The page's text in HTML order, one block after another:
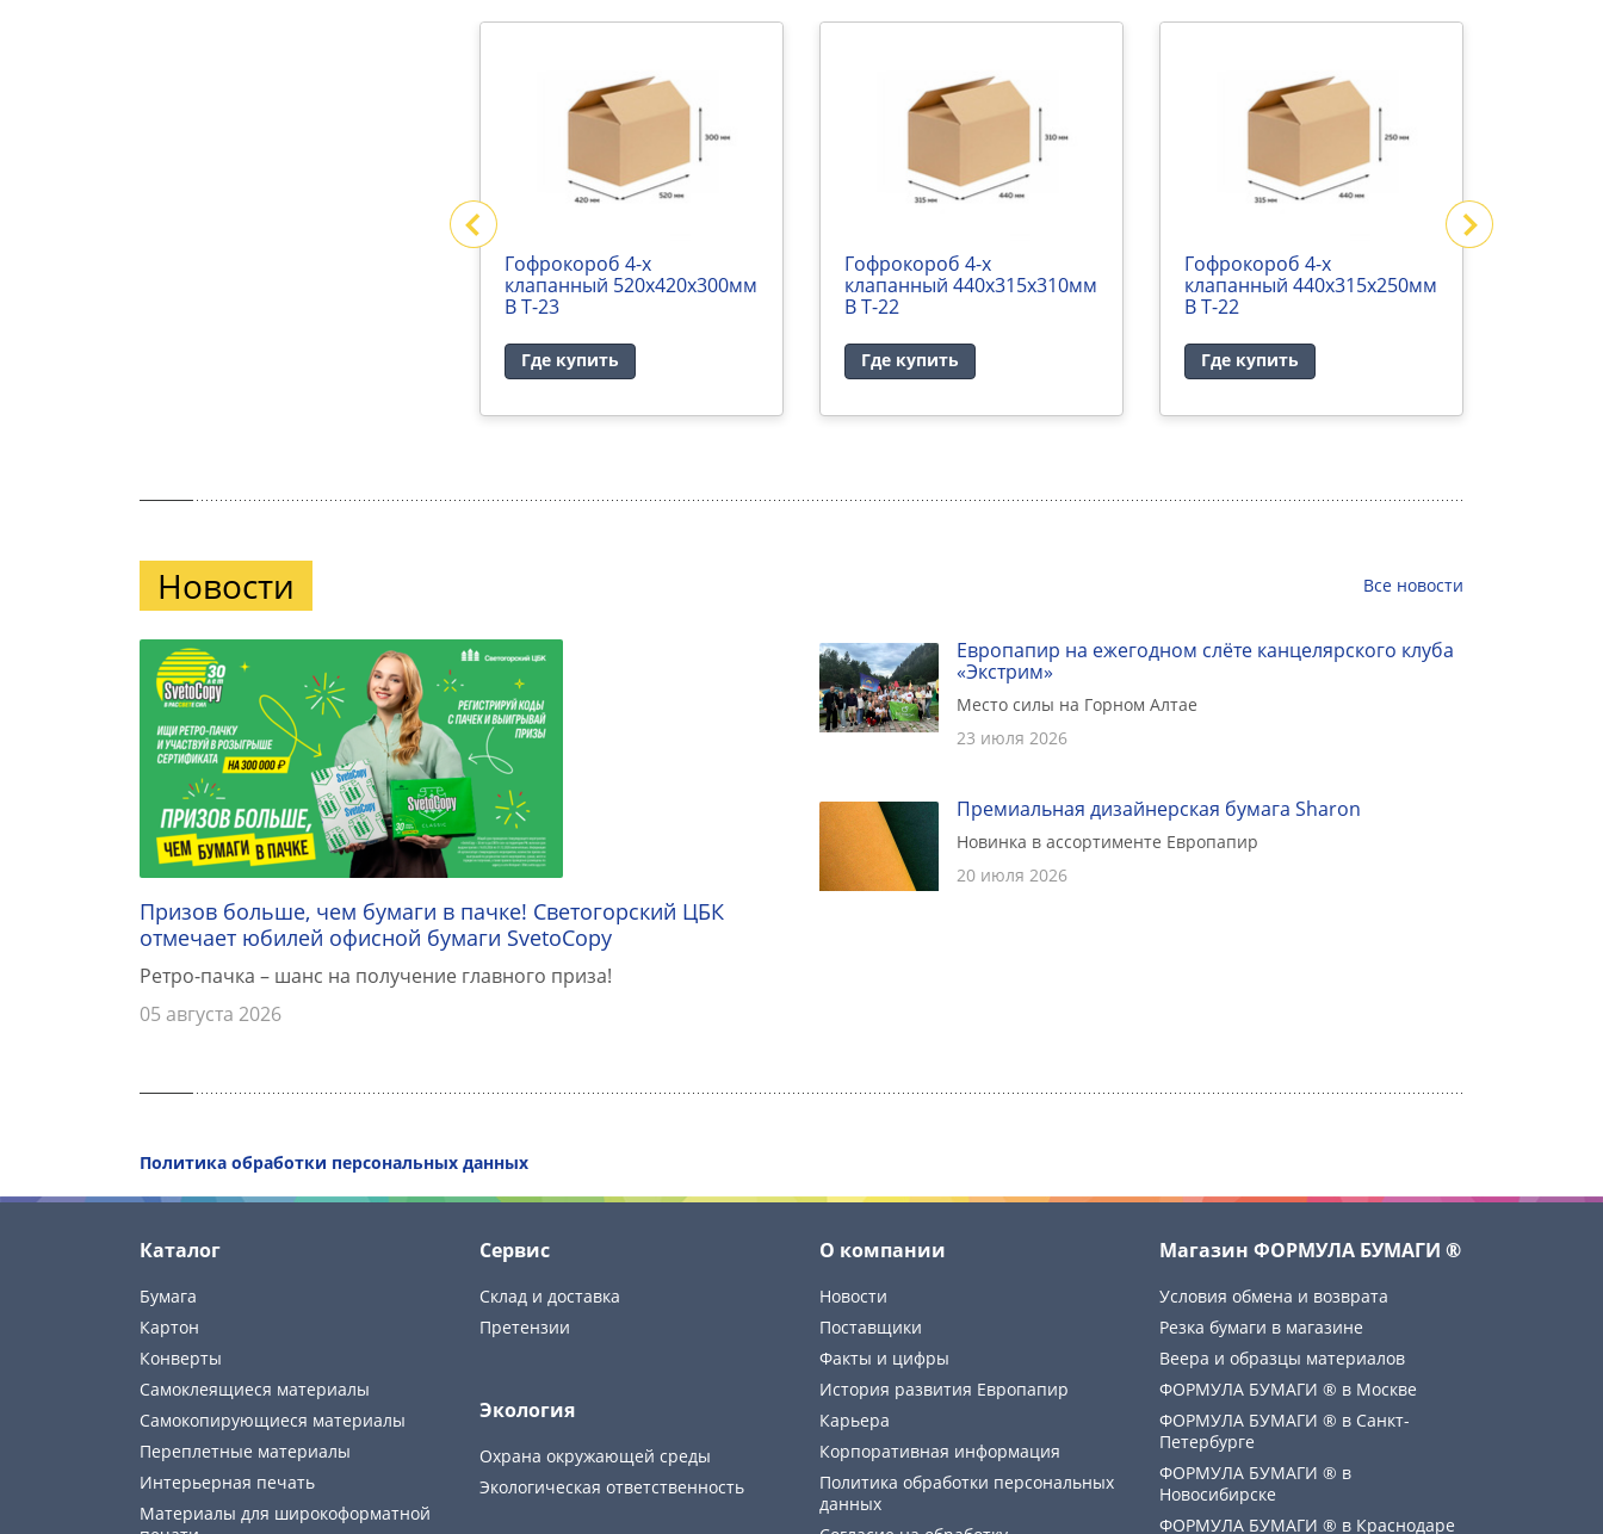
Гофрокороб 4-х
клапанный 520х420х300мм
В Т-23
Где купить
Гофрокороб 4-х
клапанный 440х315х310мм
В Т-22
Где купить
Гофрокороб 4-х
клапанный 440х315х250мм
В Т-22
Где купить
Новости Все новости
Призов больше, чем бумаги в пачке! Светогорский ЦБК
отмечает юбилей офисной бумаги SvetoCopy
Ретро-пачка – шанс на получение главного приза!
05 августа 2026
Европапир на ежегодном слёте канцелярского клуба
«Экстрим»
Место силы на Горном Алтае
23 июля 2026
Премиальная дизайнерская бумага Sharon
Новинка в ассортименте Европапир
20 июля 2026
Политика обработки персональных данных
Каталог
Бумага
Картон
Конверты
Самоклеящиеся материалы
Самокопирующиеся материалы
Переплетные материалы
Интерьерная печать
Материалы для широкоформатной
Сервис
Склад и доставка
Претензии
Экология
Охрана окружающей среды
Экологическая ответственность
О компании
Новости
Поставщики
Факты и цифры
История развития Европапир
Карьера
Корпоративная информация
Политика обработки персональных
данных
Магазин ФОРМУЛА БУМАГИ ®
Условия обмена и возврата
Резка бумаги в магазине
Веера и образцы материалов
ФОРМУЛА БУМАГИ ® в Москве
ФОРМУЛА БУМАГИ ® в Санкт-
Петербурге
ФОРМУЛА БУМАГИ ® в
Новосибирске
ФОРМУЛА БУМАГИ ® в Краснодаре